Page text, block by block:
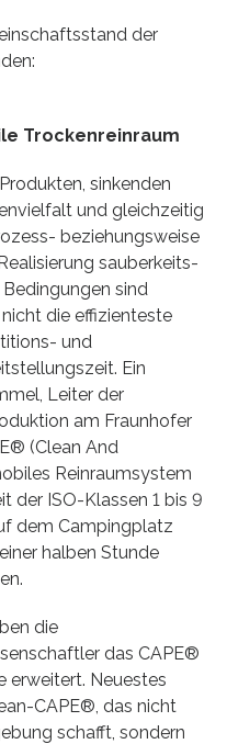
der
Trockenreinraum
sinkenden
und gleichzeitig
beziehungsweise
sauberkeits-
sind
die effizienteste
und
Ein
Leiter der
am Fraunhofer
(Clean And
Reinraumsystem
der ISO-Klassen 1 bis 9
dem Campingplatz
halben Stunde
die
das CAPE®
erweitert. Neuestes
CAPE®, das nicht
schafft, sondern